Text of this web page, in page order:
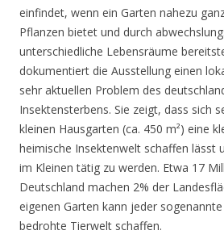
einfindet, wenn ein Garten nahezu
Pflanzen bietet und durch
unterschiedliche Lebensräume
dokumentiert die Ausstellung einen
sehr aktuellen Problem des
Insektensterbens. Sie zeigt, dass sich
kleinen Hausgarten (ca. 450 m²) eine
heimische Insektenwelt schaffen lässt
im Kleinen tätig zu werden. Etwa 17
Deutschland machen 2% der
eigenen Garten kann jeder
bedrohte Tierwelt schaffen.